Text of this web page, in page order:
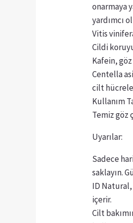
onarmaya
yardımcı
Vitis
Cildi
Kafein,
Centella
cilt
Kullanım
Temiz göz
Uyarılar:
Sadece
saklayın.
ID
içerir.
Cilt